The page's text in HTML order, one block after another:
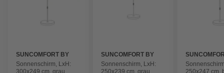
SUNCOMFORT BY
GLATZ
Sonnenschirm, LxH:
300x249 cm, grau
SUNCOMFORT BY
GLATZ
Sonnenschirm, LxH:
250x239 cm, grau
GLATZ
250x247 cm,